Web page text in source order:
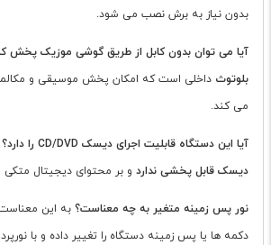
بدون نیاز به برش نصب می شود.
آیا می توان بدون کابل از طریق گوشی موزیک پخش
بلوتوث داخلی است که امکان پخش موسیقی و
می کند.
آیا این دستگاه قابلیت اجرای دیسک CD/DVD را دارد؟
دیسک قابل پخشی ندارد و بر محتوای دیجیتال
نور پس زمینه متغیر به چه معناست؟ به این
دکمه ها یا پس زمینه دستگاه را تغییر داده و با